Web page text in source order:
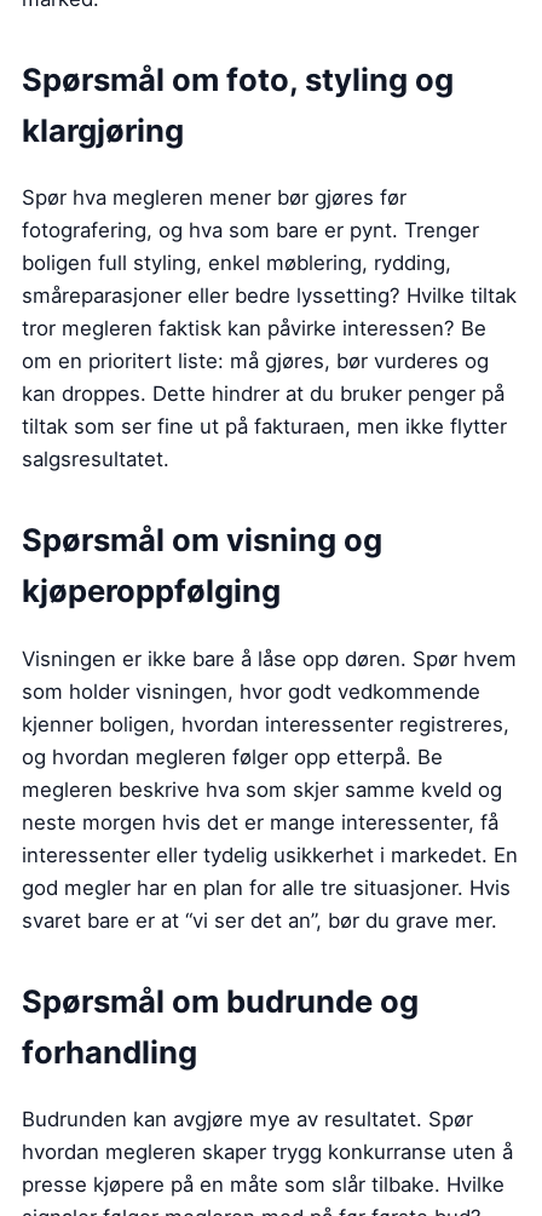
Spørsmål om foto, styling og
klargjøring
Spør hva megleren mener bør gjøres før
fotografering, og hva som bare er pynt. Trenger
boligen full styling, enkel møblering, rydding,
småreparasjoner eller bedre lyssetting? Hvilke tiltak
tror megleren faktisk kan påvirke interessen? Be
om en prioritert liste: må gjøres, bør vurderes og
kan droppes. Dette hindrer at du bruker penger på
tiltak som ser fine ut på fakturaen, men ikke flytter
salgsresultatet.
Spørsmål om visning og
kjøperoppfølging
Visningen er ikke bare å låse opp døren. Spør hvem
som holder visningen, hvor godt vedkommende
kjenner boligen, hvordan interessenter registreres,
og hvordan megleren følger opp etterpå. Be
megleren beskrive hva som skjer samme kveld og
neste morgen hvis det er mange interessenter, få
interessenter eller tydelig usikkerhet i markedet. En
god megler har en plan for alle tre situasjoner. Hvis
svaret bare er at “vi ser det an”, bør du grave mer.
Spørsmål om budrunde og
forhandling
Budrunden kan avgjøre mye av resultatet. Spør
hvordan megleren skaper trygg konkurranse uten å
presse kjøpere på en måte som slår tilbake. Hvilke